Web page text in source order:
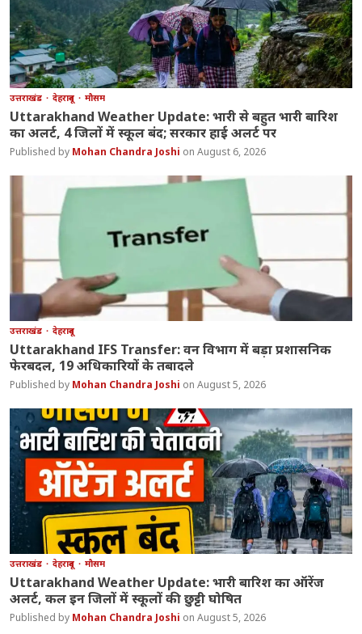
उत्तराखंड देहरादून मौसम
Uttarakhand Weather Update: भारी से बहुत भारी बारिश
का अलर्ट, 4 जिलों में स्कूल बंद; सरकार हाई अलर्ट पर
Mohan Chandra Joshi August 6, 2026
उत्तराखंड देहरादून
Uttarakhand IFS Transfer: वन विभाग में बड़ा प्रशासनिक
फेरबदल, 19 अधिकारियों के तबादले
Mohan Chandra Joshi August 5, 2026
उत्तराखंड देहरादून मौसम
Uttarakhand Weather Update: भारी बारिश का ऑरेंज
अलर्ट, कल इन जिलों में स्कूलों की छुट्टी घोषित
Mohan Chandra Joshi August 5, 2026